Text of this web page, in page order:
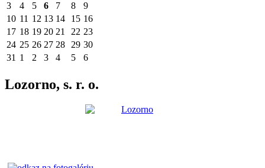
3
4 5 6 7 8
9
10 11 12 13 14 15 16
17 18 19 20 21 22 23
24 25 26 27 28 29 30
31 1 2 3 4 5 6
Lozorno, s. r. o.